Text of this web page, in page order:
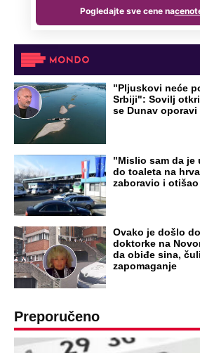
proradio nacionalizam!
RAJ!
Žene u Srbiji su poludele za
koštaju 100 evra, a neke i